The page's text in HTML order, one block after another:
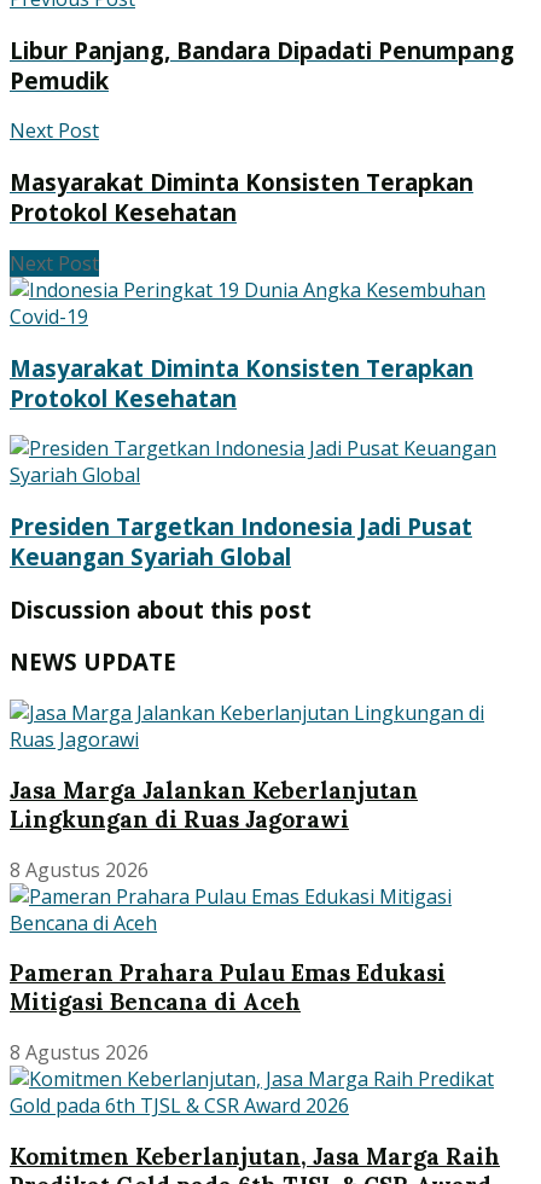
Libur Panjang, Bandara Dipadati Penumpang
Pemudik
Next Post
Masyarakat Diminta Konsisten Terapkan
Protokol Kesehatan
Next Post
Masyarakat Diminta Konsisten Terapkan
Protokol Kesehatan
Presiden Targetkan Indonesia Jadi Pusat
Keuangan Syariah Global
Discussion about this post
NEWS UPDATE
Jasa Marga Jalankan Keberlanjutan
Lingkungan di Ruas Jagorawi
8 Agustus 2026
Pameran Prahara Pulau Emas Edukasi
Mitigasi Bencana di Aceh
8 Agustus 2026
Komitmen Keberlanjutan, Jasa Marga Raih